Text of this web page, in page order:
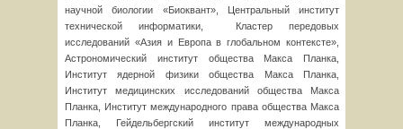
научной биологии «Биоквант», Центральный институт
технической информатики, Кластер передовых
исследований «Азия и Европа в глобальном контексте»,
Астрономический институт общества Макса Планка,
Институт ядерной физики общества Макса Планка,
Институт медицинских исследований общества Макса
Планка, Институт международного права общества Макса
Планка, Гейдельбергский институт международных